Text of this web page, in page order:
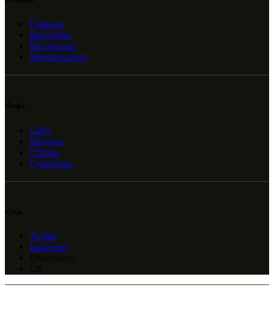
Главная
Выставки
Коллекции
Мероприятия
Сайт
Контакт
Статьи
Сувениры
Twitter
Instagram